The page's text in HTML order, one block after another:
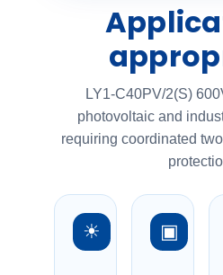
LY1-C40PV/2(S)
photovoltaic and
requiring coordinated
☀ ▣